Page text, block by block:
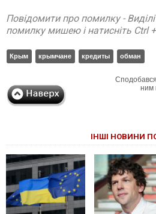
Повідомити про помилку -
помилку мишею і натисніть Ctrl
Крым крымчане кредиты обман
ним
ІНШІ НОВИНИ